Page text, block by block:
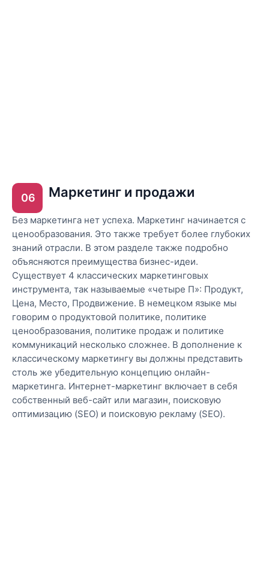
06 Маркетинг и продажи
Без маркетинга нет успеха. Маркетинг начинается с
ценообразования. Это также требует более глубоких
знаний отрасли. В этом разделе также подробно
объясняются преимущества бизнес-идеи.
Существует 4 классических маркетинговых
инструмента, так называемые «четыре П»: Продукт,
Цена, Место, Продвижение. В немецком языке мы
говорим о продуктовой политике, политике
ценообразования, политике продаж и политике
коммуникаций несколько сложнее. В дополнение к
классическому маркетингу вы должны представить
столь же убедительную концепцию онлайн-
маркетинга. Интернет-маркетинг включает в себя
собственный веб-сайт или магазин, поисковую
оптимизацию (SEO) и поисковую рекламу (SEO).